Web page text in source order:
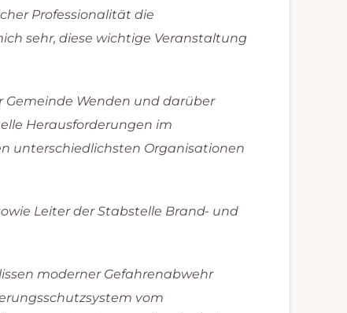
Professionalität die
sehr, diese wichtige Veranstaltung
Wenden und darüber
Herausforderungen im
unterschiedlichsten Organisationen
Leiter der Stabstelle Brand- und
moderner Gefahrenabwehr
vom